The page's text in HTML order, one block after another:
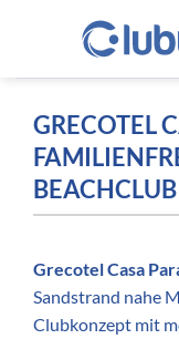
GRECOTEL
Grecotel Casa
Sandstrand nahe
Clubkonzept mit